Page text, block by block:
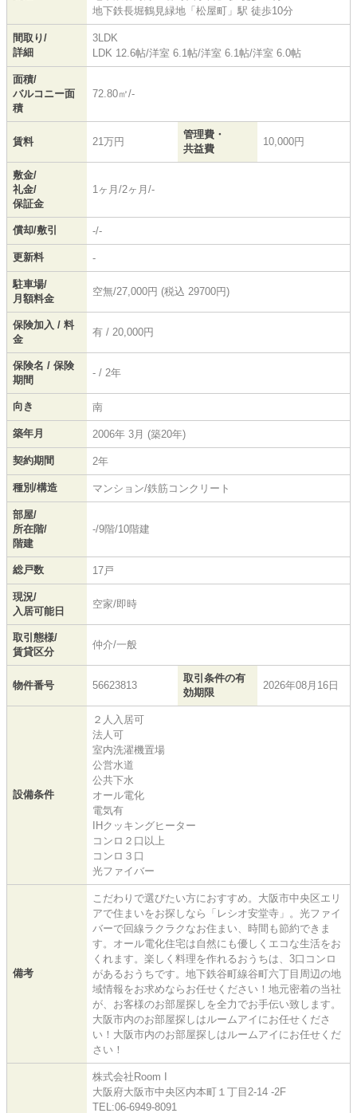
地下鉄長堀鶴見緑地 「 松屋町 」駅 徒歩10分
間取り/
詳細
3LDK
LDK 12.6帖/洋室 6.1帖/洋室 6.1帖/洋室 6.0帖
面積/
バルコニー面
積
72.80㎡/-
賃料 21万円
管理費・
共益費
10,000円
敷金/
礼金/
保証金
1ヶ月/2ヶ月/-
償却/敷引 -/-
更新料 -
駐車場/
月額料金
空無/27,000円 (税込 29700円)
保険加入 / 料
金
有 / 20,000円
保険名 / 保険
期間
- / 2年
向き 南
築年月 2006年 3月 (築20年)
契約期間 2年
種別/構造 マンション/鉄筋コンクリート
部屋/
所在階/
階建
-/9階/10階建
総戸数 17戸
現況/
入居可能日
空家/即時
取引態様/
賃貸区分
仲介/一般
物件番号 56623813
取引条件の有
効期限
2026年08月16日
設備条件
２人入居可
法人可
室内洗濯機置場
公営水道
公共下水
オール電化
電気有
IHクッキングヒーター
コンロ２口以上
コンロ３口
光ファイバー
備考
こだわりで選びたい方におすすめ。大阪市中央区エリ
アで住まいをお探しなら「レシオ安堂寺」。光ファイ
バーで回線ラクラクなお住まい、時間も節約できま
す。オール電化住宅は自然にも優しくエコな生活をお
くれます。楽しく料理を作れるおうちは、3口コンロ
があるおうちです。地下鉄谷町線谷町六丁目周辺の地
域情報をお求めならお任せください！地元密着の当社
が、お客様のお部屋探しを全力でお手伝い致します。
大阪市内のお部屋探しはルームアイにお任せくださ
い！大阪市内のお部屋探しはルームアイにお任せくだ
さい！
株式会社Room I
大阪府大阪市中央区内本町１丁目2-14 -2F
TEL:06-6949-8091